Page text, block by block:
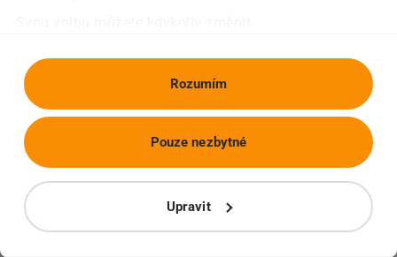
Rozumím
Upravit
Pouze nezbytné